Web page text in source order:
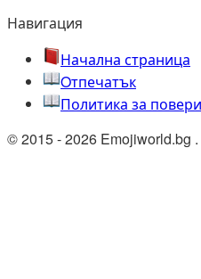
Навигация
Начална страница
Oтпечатък
Политика за
© 2015 - 2026 Emojiworld.bg